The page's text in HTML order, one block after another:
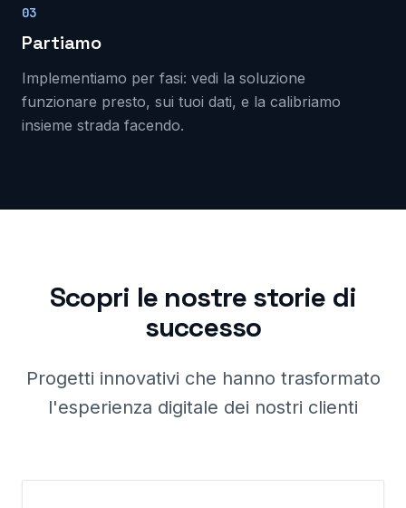
03
Partiamo
Implementiamo per fasi: vedi la soluzione
funzionare presto, sui tuoi dati, e la calibriamo
insieme strada facendo.
Scopri le nostre storie di
successo
Progetti innovativi che hanno trasformato
l'esperienza digitale dei nostri clienti